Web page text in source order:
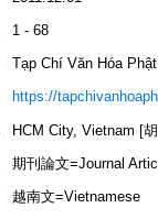
1 - 68
Tạp Chí Văn Hóa
https://
HCM City, Vietnam [
期刊論文=Journal
越南文=Vietnamese